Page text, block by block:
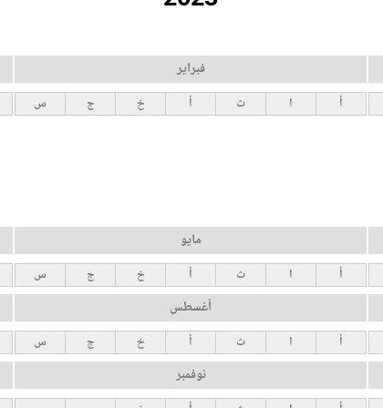
فبراير
أ ا ث أ خ ج س
مايو
أ ا ث أ خ ج س
أغسطس
أ ا ث أ خ ج س
نوفمبر